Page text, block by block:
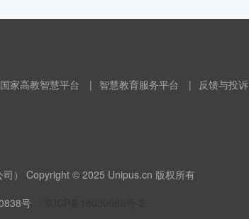
国家高教智慧平台 | 智慧教育服务平台 | 反馈与投诉
） Copyright © 2025 Unipus.cn 版权所有
号